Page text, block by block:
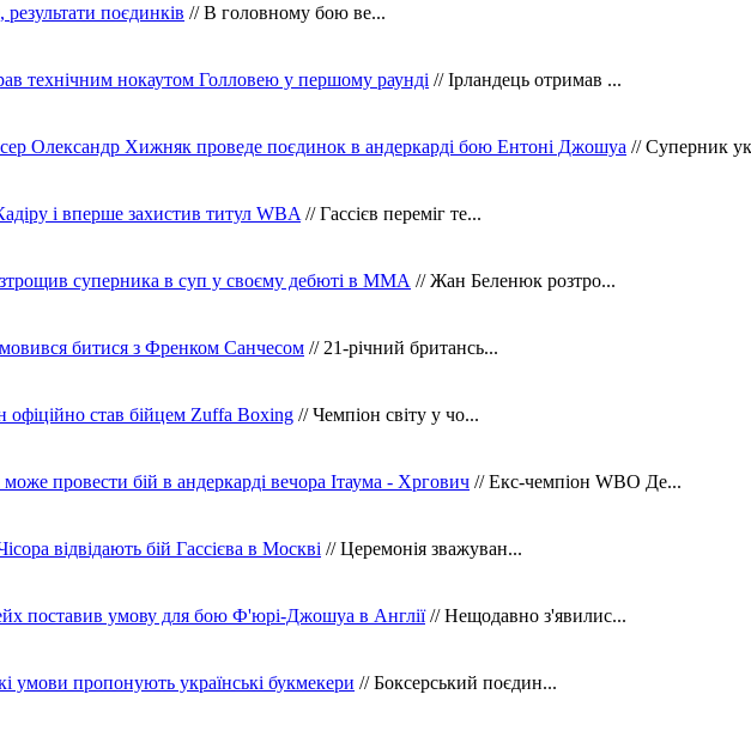
поєдинків // В головному бою ве...
технічним нокаутом Голловею у першому раунді // Ірландець отримав ...
Олександр Хижняк проведе поєдинок в андеркарді бою Ентоні Джошуа // Суперник
і вперше захистив титул WBA // Гассієв переміг те...
суперника в суп у своєму дебюті в ММА // Жан Беленюк розтро...
битися з Френком Санчесом // 21-річний британсь...
офіційно став бійцем Zuffa Boxing // Чемпіон світу у чо...
провести бій в андеркарді вечора Ітаума - Хргович // Екс-чемпіон WBO Де...
відвідають бій Гассієва в Москві // Церемонія зважуван...
поставив умову для бою Ф'юрі-Джошуа в Англії// Нещодавно з'явилис...
умови пропонують українські букмекери // Боксерський поєдин...